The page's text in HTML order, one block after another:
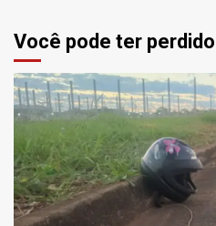
Você pode ter perdido